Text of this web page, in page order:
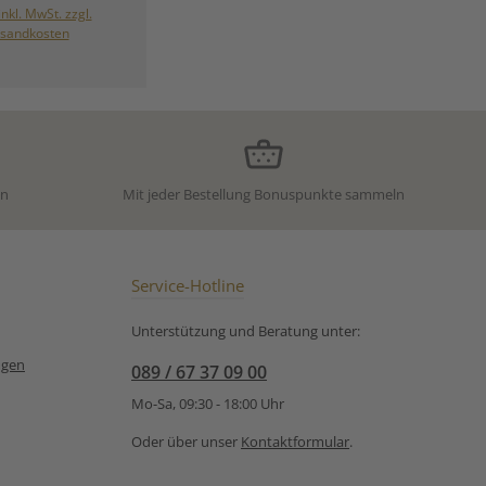
grünen
zart süßlichen
am Morgen
ist ein echtes
Japan:
MwSt. zzgl.
Mit jeder Bestellung Bonuspunkte sammeln
Service-Hotline
Unterstützung und Beratung unter:
089 / 67 37 09 00
Mo-Sa, 09:30 - 18:00 Uhr
Oder über unser Kontaktformular.